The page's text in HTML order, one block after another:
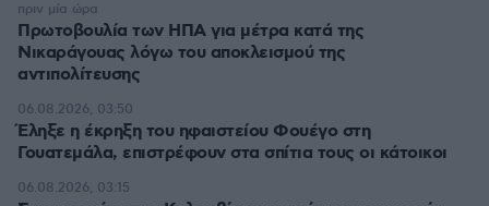
Πρωτοβουλία των ΗΠΑ για μέτρα κατά της
Νικαράγουας λόγω του αποκλεισμού της
αντιπολίτευσης
πριν μία ώρα
Έληξε η έκρηξη του ηφαιστείου Φουέγο στη
Γουατεμάλα, επιστρέφουν στα σπίτια τους οι κάτοικοι
06.08.2026, 03:50
06.08.2026, 03:15